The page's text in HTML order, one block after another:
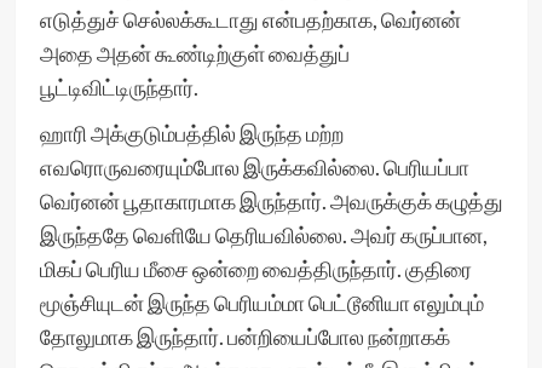
எடுத்துச் செல்லக்கூடாது என்பதற்காக, வெர்னன்
அதை அதன் கூண்டிற்குள் வைத்துப்
பூட்டிவிட்டிருந்தார்.
ஹாரி அக்குடும்பத்தில் இருந்த மற்ற
எவரொருவரையும்போல இருக்கவில்லை. பெரியப்பா
வெர்னன் பூதாகாரமாக இருந்தார். அவருக்குக் கழுத்து
இருந்ததே வெளியே தெரியவில்லை. அவர் கருப்பான,
மிகப் பெரிய மீசை ஒன்றை வைத்திருந்தார். குதிரை
மூஞ்சியுடன் இருந்த பெரியம்மா பெட்டூனியா எலும்பும்
தோலுமாக இருந்தார். பன்றியைப்போல நன்றாகக்